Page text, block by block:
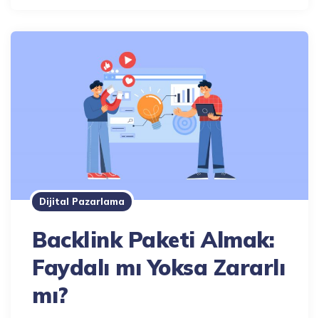
Dijital Pazarlama
Backlink Paketi Almak:
Faydalı mı Yoksa Zararlı
mı?